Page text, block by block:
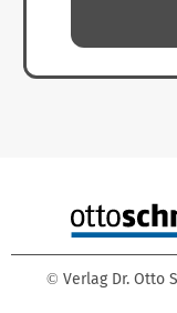
© Verlag Dr. Otto